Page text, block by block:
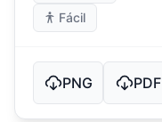
Fácil
PNG PDF